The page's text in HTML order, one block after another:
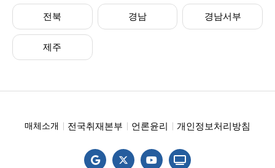
전북 경남 경남서부
제주
매체소개 전국취재본부 언론윤리 개인정보처리방침